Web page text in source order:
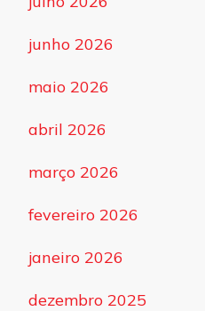
junho 2026
maio 2026
abril 2026
março 2026
fevereiro 2026
janeiro 2026
dezembro 2025